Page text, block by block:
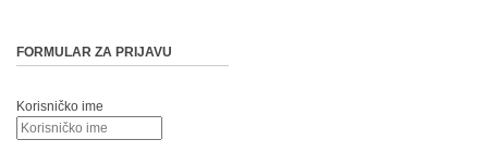
FORMULAR ZA PRIJAVU
Korisničko ime